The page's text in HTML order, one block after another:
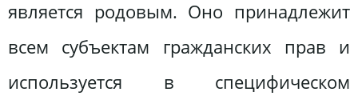
является родовым. Оно принадлежит
всем субъектам гражданских прав и
используется в специфическом